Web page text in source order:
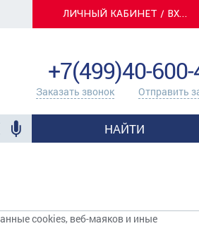
ЛИЧНЫЙ КАБИНЕТ / ВХОД
+7(499)40-
Заказать звонок Отправить
НАЙТИ
cookies, веб-маяков и иные